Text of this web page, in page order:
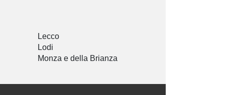
Lecco
Lodi
Monza e della Brianza